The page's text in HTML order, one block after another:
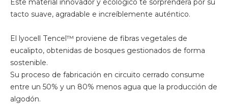
Este material innovador y ecológico te sorprenderá por su
tacto suave, agradable e increíblemente auténtico.
El lyocell Tencel™ proviene de fibras vegetales de
eucalipto, obtenidas de bosques gestionados de forma
sostenible.
Su proceso de fabricación en circuito cerrado consume
entre un 50% y un 80% menos agua que la producción de
algodón.